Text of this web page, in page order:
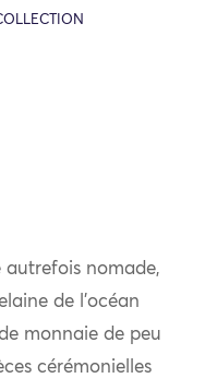
autrefois nomade,
de l’océan
monnaie de peu
cérémonielles